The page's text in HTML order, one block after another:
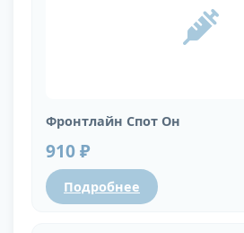
Фронтлайн Спот Он
910 ₽
Подробнее